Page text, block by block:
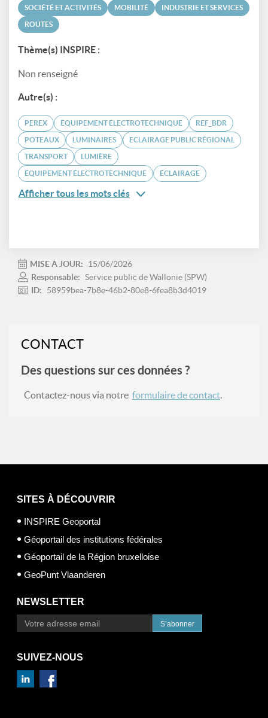
SOCIÉTÉ ET ACTIVITÉS MOBILITÉ INDUSTRIE ET SERVICES
ROUTES
Thème(s) INSPIRE :
Non renseigné
Autre(s) :
PEREX ÉQUIPEMENT ÉLECTROTECHNIQUE REF_BDR
POTEAUX LUMINAIRES ECLAIRAGE PUBLIC RÉGIONAL
TRANSPORT LUMIÈRE
ÉQUIPEMENT ÉLECTROTECHNIQUE ÉCLAIRAGE
Afficher tous les mots clés
MISE À JOUR:
15/06/2026
Responsable: Service public de Wallonie (SPW)
ID:
58959bea-7b8e-46b2-80e8-6fea8b3d4019
CONTACT
Des questions sur ces données ?
Contactez-nous via notre formulaire de contact.
SITES À DÉCOUVRIR
INSPIRE Geoportal
Géoportail des institutions fédérales
Géoportail de la Région bruxelloise
GeoPunt Vlaanderen
NEWSLETTER
S’abonner
SUIVEZ-NOUS